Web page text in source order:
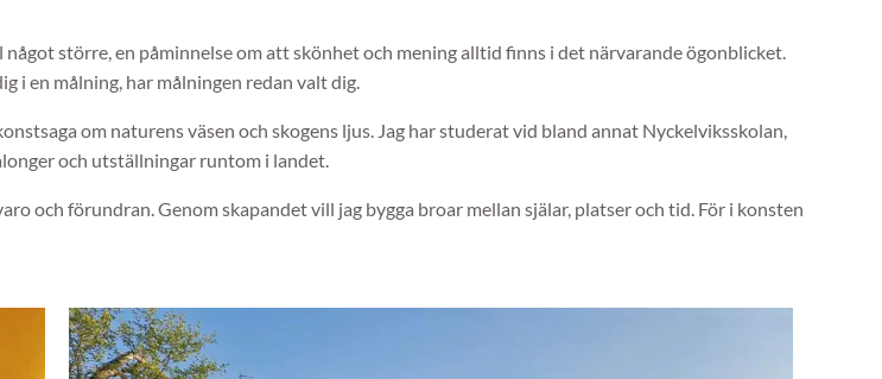
större, en påminnelse om att skönhet och mening alltid finns i det närvarande ögonblicket.
i en målning, har målningen redan valt dig.
om naturens väsen och skogens ljus. Jag har studerat vid bland annat Nyckelviksskolan,
och utställningar runtom i landet.
och förundran. Genom skapandet vill jag bygga broar mellan själar, platser och tid. För i konsten